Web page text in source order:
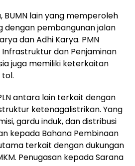
BUMN lain yang memperoleh
dengan pembangunan jalan
dan Adhi Karya. PMN
dan Penjaminan
juga memiliki keterkaitan
antara lain terkait dengan
ketenagalistrikan. Yang
gardu induk, dan distribusi
kepada Bahana Pembinaan
terkait dengan dukungan
Penugasan kepada Sarana